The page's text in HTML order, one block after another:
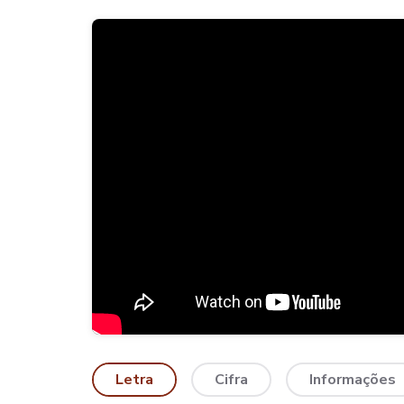
Letra Cifra Informações